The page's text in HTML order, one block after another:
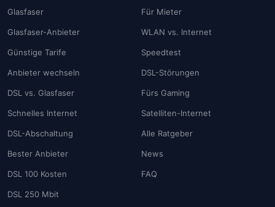
Glasfaser
Glasfaser-Anbieter
Günstige Tarife
Anbieter wechseln
DSL vs. Glasfaser
Schnelles Internet
DSL-Abschaltung
Bester Anbieter
DSL 100 Kosten
DSL 250 Mbit
Für Mieter
WLAN vs. Internet
Speedtest
DSL-Störungen
Fürs Gaming
Satelliten-Internet
Alle Ratgeber
News
FAQ